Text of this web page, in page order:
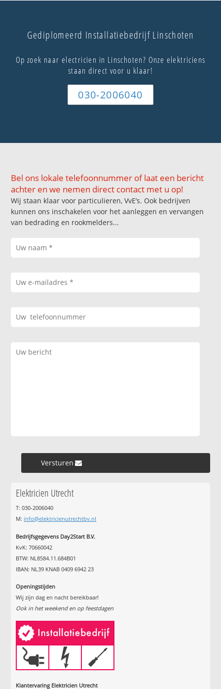
Gediplomeerd Installatiebedrijf Linschoten
Op zoek naar electricien in Linschoten? Onze elektriciens
staan direct voor u klaar!
030-2006040
Bel ons lokale telefoonnummer of laat een bericht
achter en we nemen direct contact met u op!
Wij staan klaar voor particulieren, VvE’s. Ook bedrijven
kunnen ons inschakelen voor het aanleggen en vervangen
van bedrading en rookmelders...
Versturen »
Elektricien Utrecht
T: 030-2006040
M: info@elektricienutrechtbv.nl
Bedrijfsgegevens Day2Start B.V.
KvK: 70660042
BTW: NL8584.11.684B01
IBAN: NL39 KNAB 0409 6942 23
Openingstijden
Wij zijn dag en nacht bereikbaar!
Ook in het weekend en op feestdagen
Klantervaring Elektricien Utrecht